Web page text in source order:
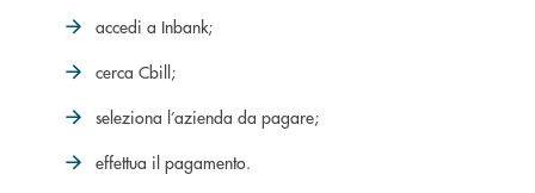
accedi a Inbank;
cerca Cbill;
seleziona l’azienda da pagare;
effettua il pagamento.